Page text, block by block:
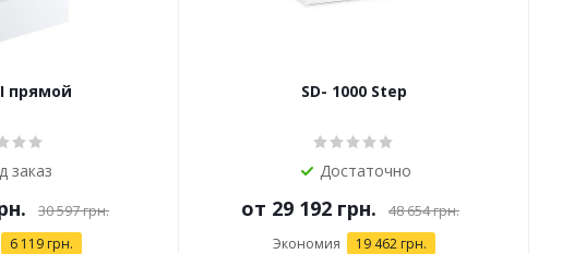
прямой
заказ
30 597 грн.
6 119 грн.
SD- 1000 Step
Достаточно
от 29 192 грн. 48 654 грн.
Экономия 19 462 грн.